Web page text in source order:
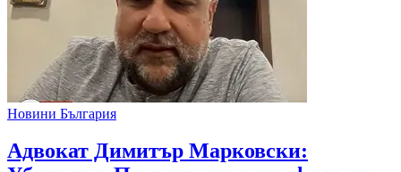
Новини България
Адвокат Димитър Марковски: